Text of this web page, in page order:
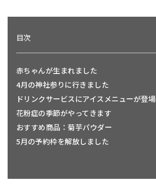
目次
赤ちゃんが生まれました
4月の神社参りに行きました
ドリンクサービスにアイスメニューが登場
花粉症の季節がやってきます
おすすめ商品：菊芋パウダー
5月の予約枠を解放しました